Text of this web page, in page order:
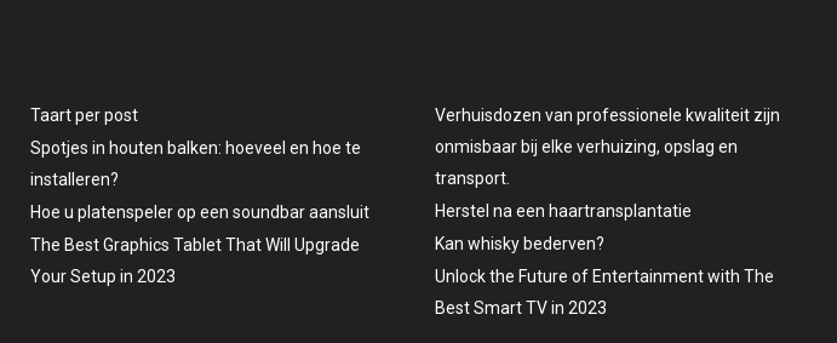
Taart per post
Spotjes in houten balken: hoeveel en hoe te
installeren?
Hoe u platenspeler op een soundbar aansluit
The Best Graphics Tablet That Will Upgrade
Your Setup in 2023
Verhuisdozen van professionele kwaliteit zijn
onmisbaar bij elke verhuizing, opslag en
transport.
Herstel na een haartransplantatie
Kan whisky bederven?
Unlock the Future of Entertainment with The
Best Smart TV in 2023